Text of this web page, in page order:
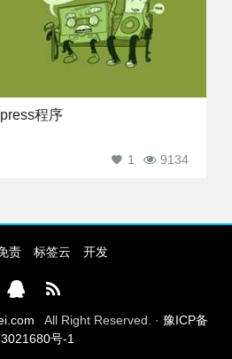
程序
9134
1
责 标签云 开发
All Right Reserved. · 豫ICP备
号-1